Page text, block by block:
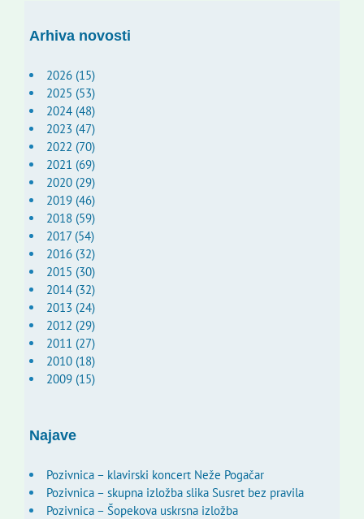
Arhiva novosti
2026 (15)
2025 (53)
2024 (48)
2023 (47)
2022 (70)
2021 (69)
2020 (29)
2019 (46)
2018 (59)
2017 (54)
2016 (32)
2015 (30)
2014 (32)
2013 (24)
2012 (29)
2011 (27)
2010 (18)
2009 (15)
Najave
Pozivnica – klavirski koncert Neže Pogačar
Pozivnica – skupna izložba slika Susret bez pravila
Pozivnica – Šopekova uskrsna izložba